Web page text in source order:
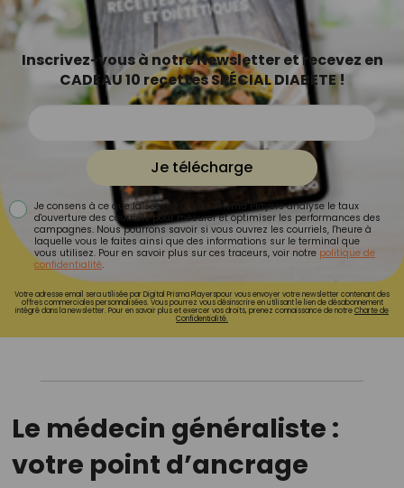
Inscrivez-vous à notre Newsletter et recevez en
CADEAU 10 recettes SPÉCIAL DIABETE !
Je télécharge
Je consens à ce que la société Digital Prisma Players analyse le taux
d'ouverture des courriels pour mesurer et optimiser les performances des
campagnes. Nous pourrons savoir si vous ouvrez les courriels, l'heure à
laquelle vous le faites ainsi que des informations sur le terminal que
vous utilisez. Pour en savoir plus sur ces traceurs, voir notre politique de
confidentialité.
Votre adresse email sera utilisée par Digital Prisma Playerspour vous envoyer votre newsletter contenant des
offres commerciales personnalisées. Vous pourrez vous désinscrire en utilisant le lien de désabonnement
intégré dans la newsletter. Pour en savoir plus et exercer vos droits, prenez connaissance de notreCharte de
Confidentialité.
Le médecin généraliste :
votre point d’ancrage